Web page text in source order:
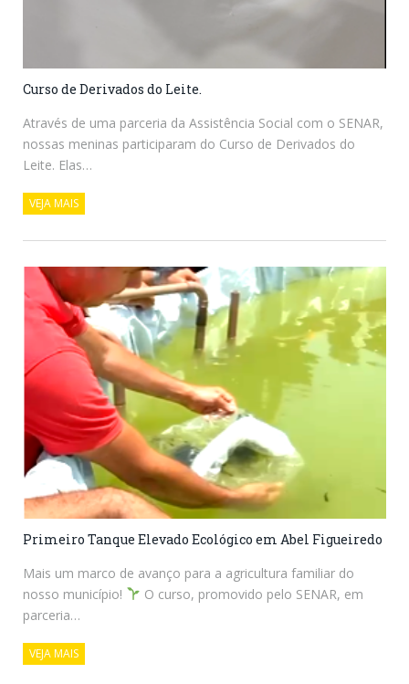
Curso de Derivados do Leite.
Através de uma parceria da Assistência Social com o SENAR,
nossas meninas participaram do Curso de Derivados do
Leite. Elas…
VEJA MAIS
Primeiro Tanque Elevado Ecológico em Abel Figueiredo
Mais um marco de avanço para a agricultura familiar do
nosso município!
O curso, promovido pelo SENAR, em
parceria…
VEJA MAIS